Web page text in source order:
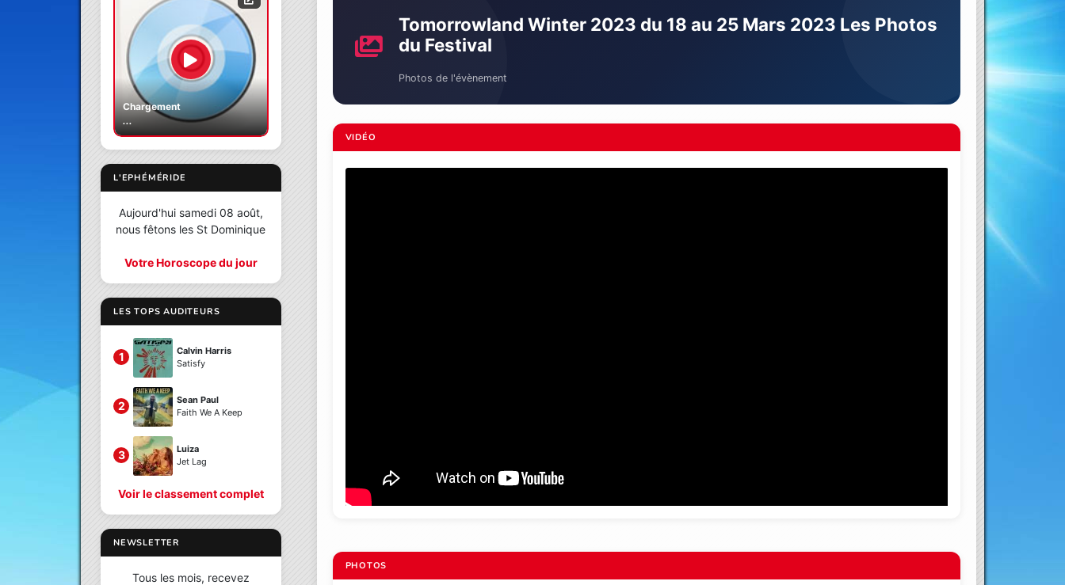
Chargement
...
L'EPHÉMÉRIDE
Aujourd'hui samedi 08 août,
nous fêtons les St Dominique
Votre Horoscope du jour
LES TOPS AUDITEURS
1
Calvin Harris
Satisfy
2
Sean Paul
Faith We A Keep
3
Luiza
Jet Lag
Voir le classement complet
NEWSLETTER
Tous les mois, recevez
Tomorrowland Winter 2023 du 18 au 25 Mars 2023 Les Photos
du Festival
Photos de l'évènement
VIDÉO
PHOTOS